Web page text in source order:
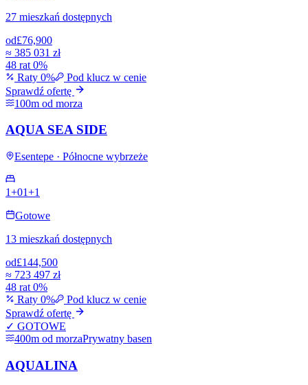
27 mieszkań dostępnych
od£76,900
≈ 385 031 zł
48 rat 0%
Raty 0%
Pod klucz w cenie
Sprawdź ofertę
100m od morza
AQUA SEA SIDE
Esentepe · Północne wybrzeże
1+01+1
Gotowe
13 mieszkań dostępnych
od£144,500
≈ 723 497 zł
48 rat 0%
Raty 0%
Pod klucz w cenie
Sprawdź ofertę
✓ GOTOWE
400m od morzaPrywatny basen
AQUALINA